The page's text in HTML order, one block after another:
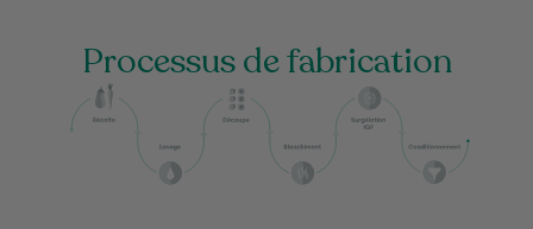
Processus de fabrication